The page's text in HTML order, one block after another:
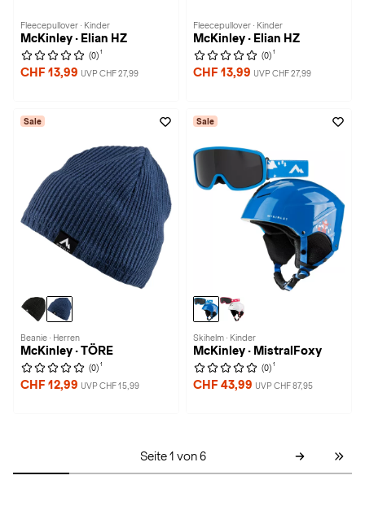
Fleecepullover · Kinder
McKinley · Elian HZ
(0) 1
CHF 13,99 UVP CHF 27,99
Fleecepullover · Kinder
McKinley · Elian HZ
(0) 1
CHF 13,99 UVP CHF 27,99
Sale
Beanie · Herren
McKinley · TÖRE
(0) 1
CHF 12,99 UVP CHF 15,99
Sale
Skihelm · Kinder
McKinley · MistralFoxy
(0) 1
CHF 43,99 UVP CHF 87,95
Seite 1 von 6